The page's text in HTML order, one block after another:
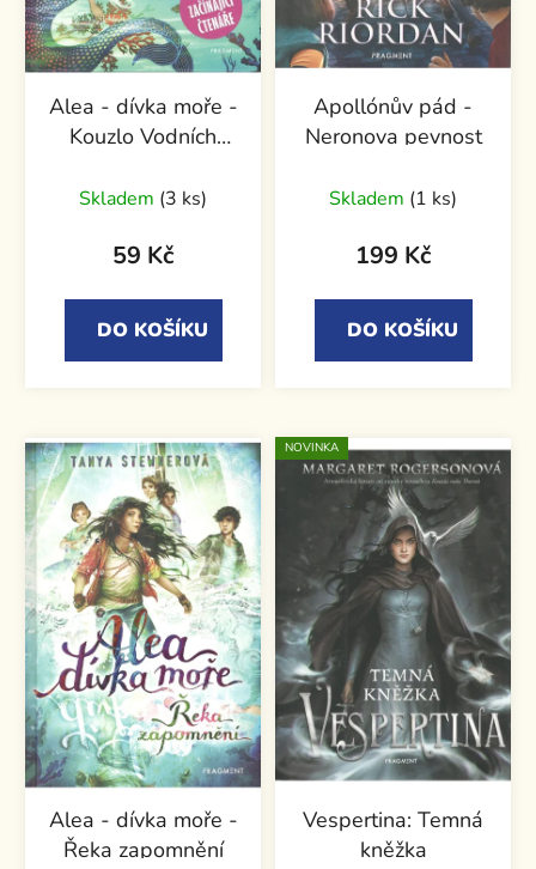
Alea - dívka moře -
Kouzlo Vodních
Skladem (3 ks)
59 Kč
DO KOŠÍKU
Apollónův pád -
Neronova pevnost
Skladem (1 ks)
199 Kč
DO KOŠÍKU
Alea - dívka moře -
Řeka zapomnění
NOVINKA
Vespertina: Temná
kněžka